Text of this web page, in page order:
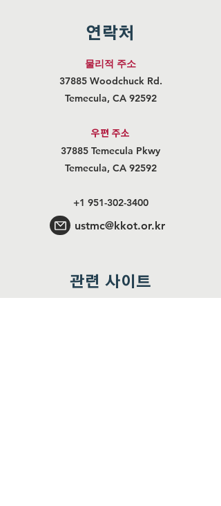
연락처
물리적 주소
37885 Woodchuck Rd.
Temecula, CA 92592
우편 주소
37885 Temecula Pkwy
Temecula, CA 92592
+1 951-302-3400
ustmc@kkot.or.kr
관련 사이트